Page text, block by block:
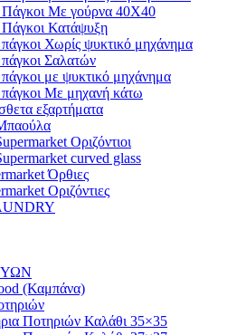
Πάγκοι Με γούρνα 40Χ40
Κατάψυξη
Χωρίς ψυκτικό μηχάνημα
Σαλατών
με ψυκτικό μηχάνημα
Με μηχανή κάτω
εξαρτήματα
Οριζόντιοι
curved glass
Όρθιες
Οριζόντιες
(Καμπάνα)
Ποτηριών Καλάθι 35×35